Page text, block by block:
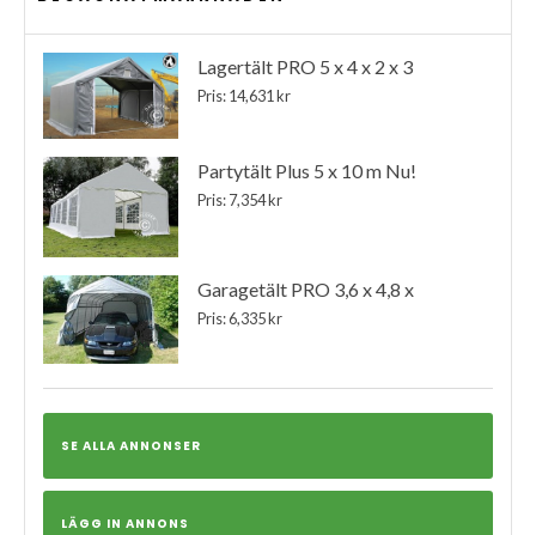
Lagertält PRO 5 x 4 x 2 x 3
Pris: 14,631 kr
Partytält Plus 5 x 10 m Nu!
Pris: 7,354 kr
Garagetält PRO 3,6 x 4,8 x
Pris: 6,335 kr
SE ALLA ANNONSER
LÄGG IN ANNONS